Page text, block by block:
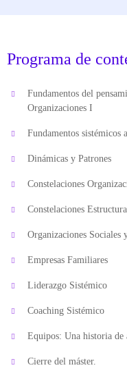
Programa de
Fundamentos del
Organizaciones I
Fundamentos sistémicos
Dinámicas y Patrones
Constelaciones
Constelaciones
Organizaciones Sociales
Empresas Familiares
Liderazgo Sistémico
Coaching Sistémico
Equipos: Una historia de
Cierre del máster.